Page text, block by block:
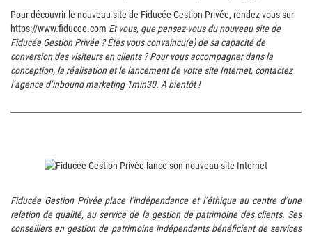
Pour découvrir le nouveau site de Fiducée Gestion Privée, rendez-vous sur
https://www.fiducee.com Et vous, que pensez-vous du nouveau site de
Fiducée Gestion Privée ? Êtes vous convaincu(e) de sa capacité de
conversion des visiteurs en clients ? Pour vous accompagner dans la
conception, la réalisation et le lancement de votre site Internet, contactez
l’agence d’inbound marketing 1min30. A bientôt !
Fiducée Gestion Privée place l’indépendance et l’éthique au centre d’une
relation de qualité, au service de la gestion de patrimoine des clients. Ses
conseillers en gestion de patrimoine indépendants bénéficient de services